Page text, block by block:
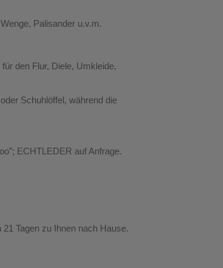
Palisander u.v.m.
den Flur, Diele, Umkleide,
Schuhlöffel, während die
ECHTLEDER auf Anfrage.
Tagen zu Ihnen nach Hause.